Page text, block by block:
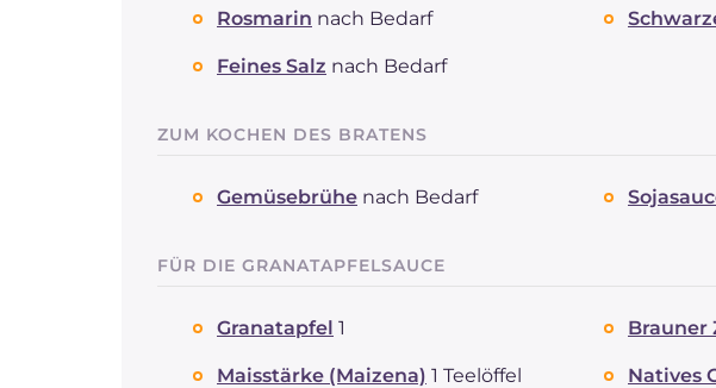
Rosmarin nach Bedarf
Feines Salz nach Bedarf
ZUM KOCHEN DES BRATENS
Gemüsebrühe nach Bedarf
FÜR DIE GRANATAPFELSAUCE
Granatapfel 1 Brauner
Maisstärke (Maizena) 1 Teelöffel Natives